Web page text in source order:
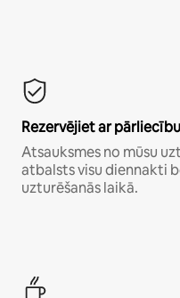
Rezervējiet ar pārliecību
Atsauksmes no mūsu
atbalsts visu diennakti
uzturēšanās laikā.